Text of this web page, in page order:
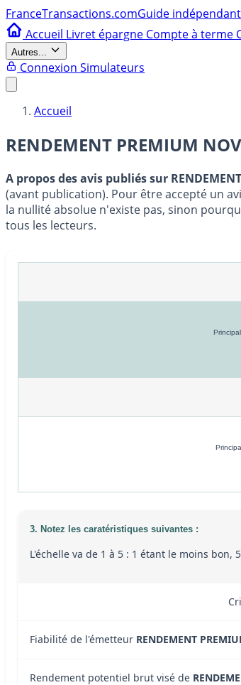
FranceTransactions.comGuide
Accueil Livret épargne Compte à terme
Autres...
Connexion Simulateurs
Accueil
RENDEMENT PREMIUM
A propos des avis publiés sur
(avant publication). Pour être accepté un
la nullité absolue n'existe pas, sinon
tous les lecteurs.
3. Notez les caratéristiques suivantes :
L'échelle va de 1 à 5 : 1 étant le moins
Fiabilité de l'émetteur RENDEMENT
Rendement potentiel brut visé de